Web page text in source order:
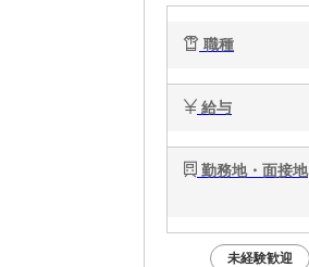
職種
給与
勤務地・面接地
未経験歓迎